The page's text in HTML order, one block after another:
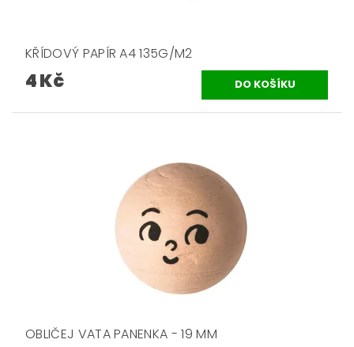
KŘÍDOVÝ PAPÍR A4 135G/M2
4 Kč
OBLIČEJ VATA PANENKA - 19 MM